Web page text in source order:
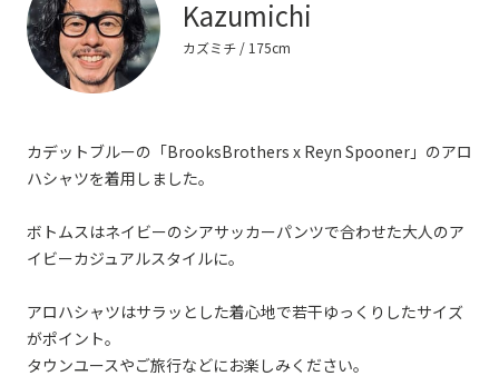
Kazumichi
カズミチ/ 175cm
カデットブルーの「BrooksBrothers x Reyn Spooner」のアロ
ハシャツを着用しました。
ボトムスはネイビーのシアサッカーパンツで合わせた大人のア
イビーカジュアルスタイルに。
アロハシャツはサラッとした着心地で若干ゆっくりしたサイズ
がポイント。
タウンユースやご旅行などにお楽しみください。